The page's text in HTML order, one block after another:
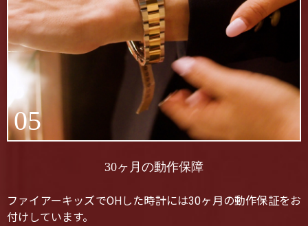
05
30ヶ月の動作保障
ファイアーキッズでOHした時計には30ヶ月の動作保証をお
付けしています。